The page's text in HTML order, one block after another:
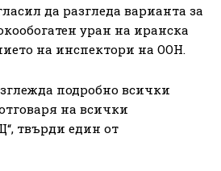
да разгледа варианта за
уран на иранска
на инспектори на ООН.
подробно всички
на всички
твърди един от